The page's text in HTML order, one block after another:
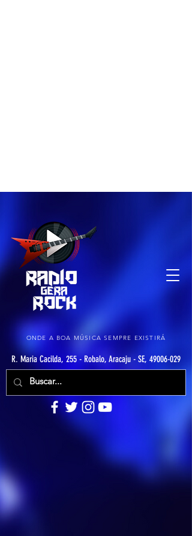
ONDE A BOA MÚSICA SEMPRE EXISTIRÁ
R. Maria Cacilda, 255 - Robalo, Aracaju - SE, 49006-029